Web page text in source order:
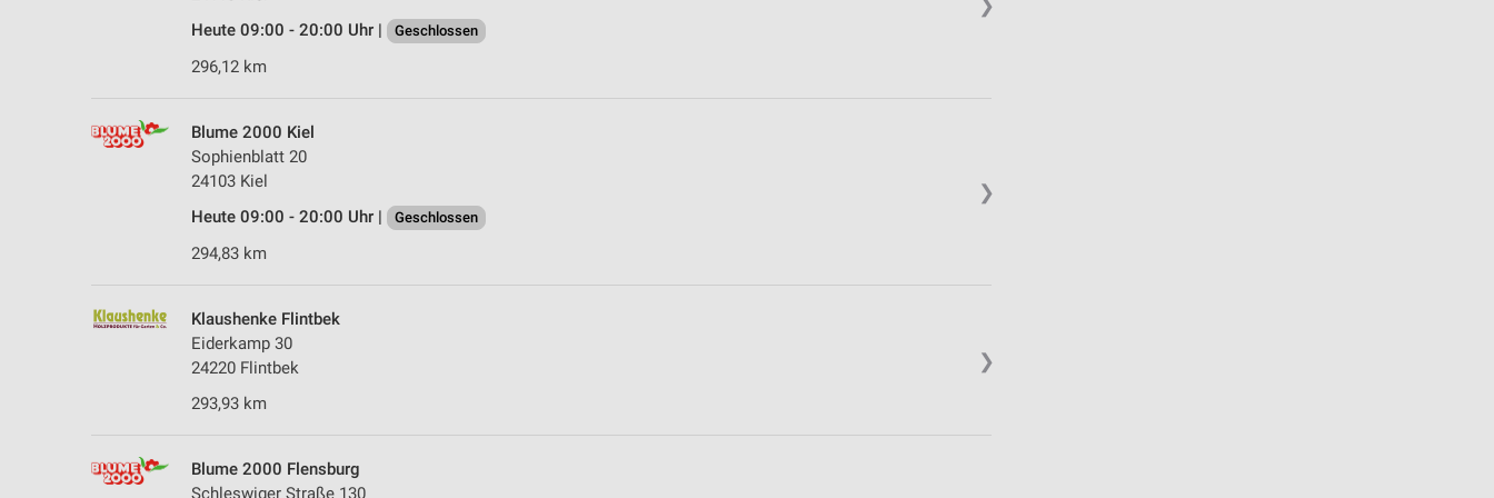
❯
Heute 09:00 - 20:00 Uhr |
Geschlossen
296,12 km
❯
Blume 2000 Kiel
Sophienblatt 20
24103 Kiel
Heute 09:00 - 20:00 Uhr |
Geschlossen
294,83 km
❯
Klaushenke Flintbek
Eiderkamp 30
24220 Flintbek
293,93 km
Blume 2000 Flensburg
Schleswiger Straße 130